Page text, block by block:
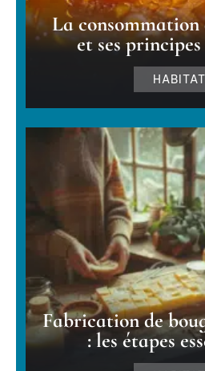
La consommation
et ses principes
HABITAT
Fabrication de
: les étapes